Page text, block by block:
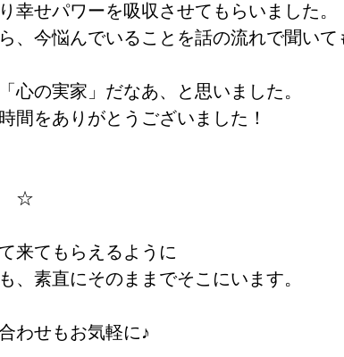
幸せパワーを吸収させてもらいました。
、今悩んでいることを話の流れで聞い
心の実家」だなあ、と思いました。
間をありがとうございました！
☆
来てもらえるように
、素直にそのままでそこにいます。
わせもお気軽に♪